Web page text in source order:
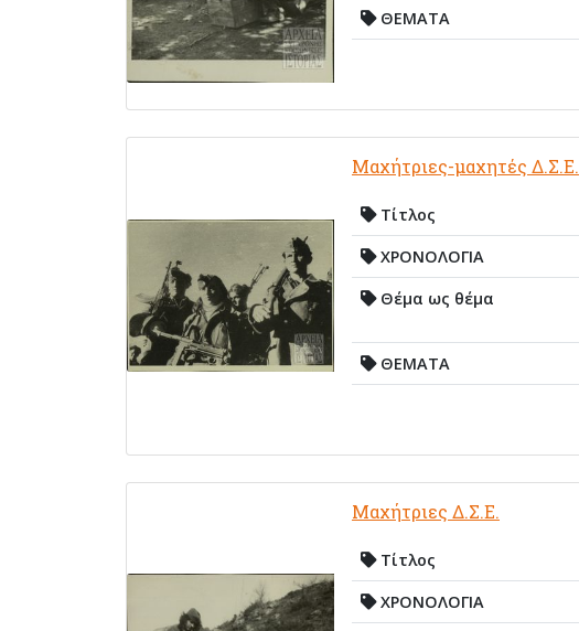
ΘΕΜΑΤΑ
Μαχήτριες-μαχητές Δ.Σ.Ε.
Τίτλος
ΧΡΟΝΟΛΟΓΙΑ
Θέμα ως θέμα
ΘΕΜΑΤΑ
Μαχήτριες Δ.Σ.Ε.
Τίτλος
ΧΡΟΝΟΛΟΓΙΑ